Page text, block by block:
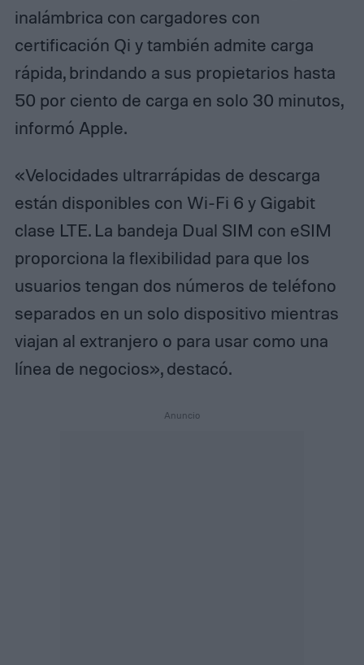
inalámbrica con cargadores con
certificación Qi y también admite carga
rápida, brindando a sus propietarios hasta
50 por ciento de carga en solo 30 minutos,
informó Apple.
«Velocidades ultrarrápidas de descarga
están disponibles con Wi-Fi 6 y Gigabit
clase LTE. La bandeja Dual SIM con eSIM
proporciona la flexibilidad para que los
usuarios tengan dos números de teléfono
separados en un solo dispositivo mientras
viajan al extranjero o para usar como una
línea de negocios», destacó.